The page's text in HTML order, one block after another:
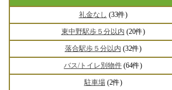
礼金なし (33件)
東中野駅歩５分以内 (20件)
落合駅歩５分以内 (32件)
バス/トイレ別物件 (64件)
駐車場(2件)